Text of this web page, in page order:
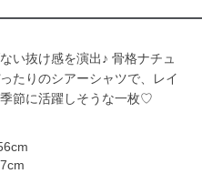
い抜け感を演出♪ 骨格ナチュ
たりのシアーシャツで、レイ
節に活躍しそうな一枚♡